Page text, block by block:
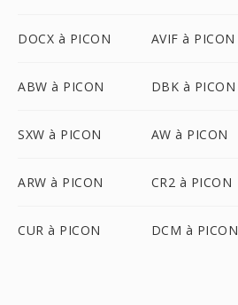
DOCX à PICON AVIF à PICON
ABW à PICON DBK à PICON
SXW à PICON AW à PICON
ARW à PICON CR2 à PICON
CUR à PICON DCM à PICON